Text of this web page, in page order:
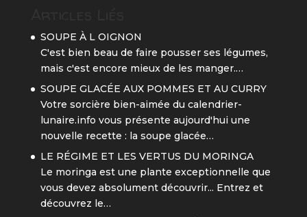
SOUPE À L OIGNON
C'est bien beau de faire pousser ses légumes,
mais c'est encore mieux de les manger.…
SOUPE GLACÉE AUX POMMES ET AU CURRY
Votre sorcière bien-aimée du calendrier-
lunaire.info vous présente aujourd'hui une
nouvelle recette : la soupe glacée…
LE RÉGIME ET LES VERTUS DU MORINGA
Le moringa est une plante exceptionnelle que
vous devez absolument découvrir... Entrez et
découvrez le…